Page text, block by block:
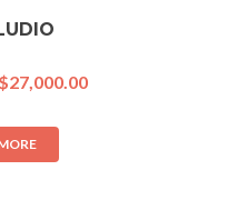
$27,000.00